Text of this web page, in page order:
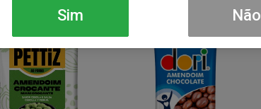
Sim Não